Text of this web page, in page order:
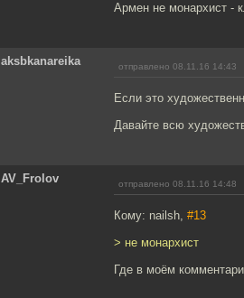
Армен не монархист -
aksbkanareika отправлено 08.11.16 14:43
Если это
Давайте всю
AV_Frolov отправлено 08.11.16 14:48
Кому: nailsh, #13
> не монархист
Где в моём